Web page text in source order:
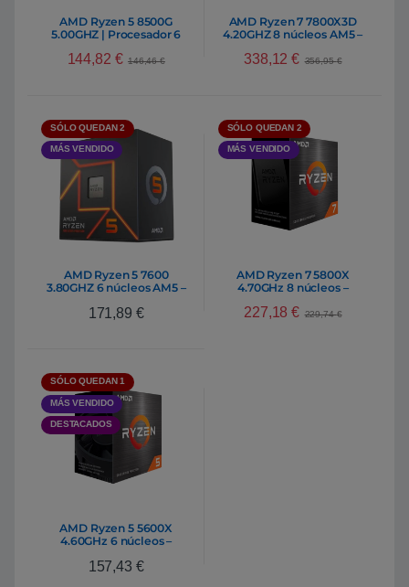
AMD Ryzen 5 8500G
5.00GHZ | Procesador 6
144,82 € 146,46€
AMD Ryzen 7 7800X3D
4.20GHZ 8 núcleos AM5 –
338,12€ 356,95€
SÓLO QUEDAN 2
MÁS VENDIDO
AMD Ryzen 5 7600
3.80GHZ 6 núcleos AM5 –
171,89 €
SÓLO QUEDAN 2
MÁS VENDIDO
AMD Ryzen 7 5800X
4.70GHz 8 núcleos –
227,18€ 229,74€
SÓLO QUEDAN 1
MÁS VENDIDO
DESTACADOS
AMD Ryzen 5 5600X
4.60GHz 6 núcleos –
157,43 €